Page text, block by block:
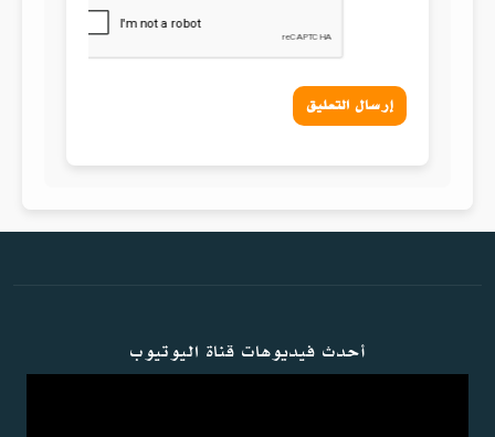
إرسال التعليق
أحدث فيديوهات قناة اليوتيوب